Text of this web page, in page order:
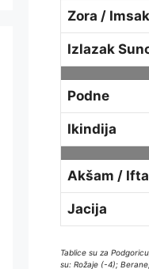
Zora / Imsak
Izlazak
Podne
Ikindija
Akšam /
Jacija
Tablice su za
su: Rožaje (-4);